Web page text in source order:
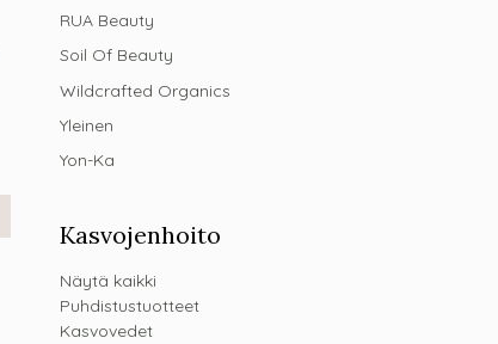
RUA Beauty
Soil Of Beauty
Wildcrafted Organics
Yleinen
Yon-Ka
Kasvojenhoito
Näytä kaikki
Puhdistustuotteet
Kasvovedet